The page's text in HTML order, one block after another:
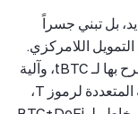
بل تبني جسراً
اللامركزي.
من خلال القدرات العابرة للسلاسل غير المصرح بها لـ tBTC، وآلية
الاستقرار المبتكرة لـ thUSD، والتقاط القيمة المتعددة لرموز T،